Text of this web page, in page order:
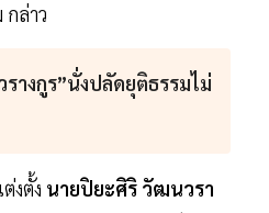
กล่าว
างกูร”นั่งปลัดยุติธรรมไม่
งตั้ง นายปิยะศิริ วัฒนวรา